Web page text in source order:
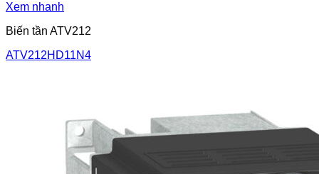
Xem nhanh
Biến tần ATV212
ATV212HD11N4